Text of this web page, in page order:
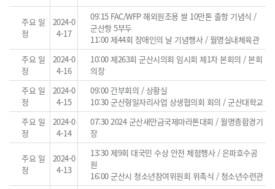
주요 일
정
2024-0
4-17
09:15 FAC/WFP 해외원조용 쌀 10만톤 출항 기념식 /
군산항 5부두
11:00 제44회 장애인의 날 기념행사 / 월명실내체육관
주요 일
정
2024-0
4-16
10:00 제263회 군산시의회 임시회 제1차 본회의 / 본회
의장
주요 일
정
2024-0
4-15
09:00 간부회의 / 상황실
10:30 군산형일자리사업 상생협의회 회의 / 군산대학교
주요 일
정
2024-0
4-14
07:30 2024 군산새만금국제마라톤대회 / 월명종합경기
장
주요 일
정
2024-0
4-13
13:30 제9회 대국민 수상 안전 체험행사 / 은파호수공
원
16:00 군산시 청소년참여위원회 위촉식 / 청소년수련관